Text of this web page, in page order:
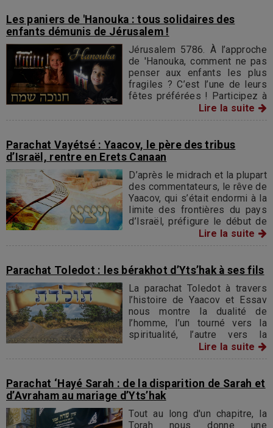
Les paniers de 'Hanouka : tous solidaires des
enfants démunis de Jérusalem !
Jérusalem 5786. À l’approche
de 'Hanouka, comment ne pas
penser aux enfants les plus
fragiles ? C’est l’une de leurs
fêtes préférées ! Participez à
l'opération " Les paniers de
'Hanouka".
Lire la suite
Parachat Vayétsé : Yaacov, le père des tribus
d’Israël, rentre en Erets Canaan
D’après le midrach et la plupart
des commentateurs, le rêve de
Yaacov, qui s’était endormi à la
limite des frontières du pays
d’Israël, préfigure le début de
la Galouth, de l’exil, et coïncide
avec la date de la destruction
Lire la suite
Parachat Toledot : les bérakhot d’Yts’hak à ses fils
La parachat Toledot à travers
l’histoire de Yaacov et Essav
nous montre la dualité de
l’homme, l’un tourné vers la
spiritualité, l’autre vers la
matérialité. L'un deviendra
Israël, l'autre Edom, l'Occident.
Lire la suite
Parachat ‘Hayé Sarah : de la disparition de Sarah et
d’Avraham au mariage d’Yts’hak
Tout au long d'un chapitre, la
Torah nous donne une